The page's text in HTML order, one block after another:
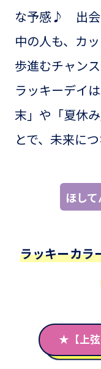
な予感♪ 出会
中の人も、カ
歩進むチャン
ラッキーデイ
末」や「夏休
とで、未来に
ほし
ラッキーカ
★【上